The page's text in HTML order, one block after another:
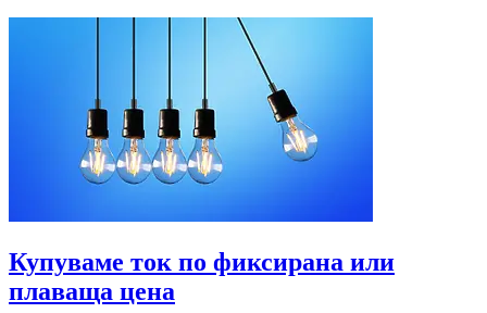
Купуваме ток по фиксирана или
плаваща цена